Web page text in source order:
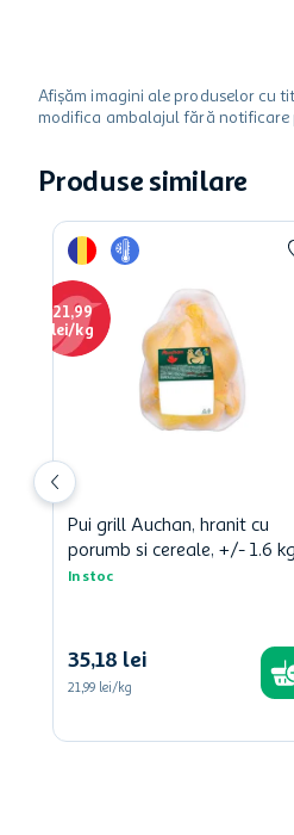
Afișăm imagini ale produselor cu
modifica ambalajul fără notificare
Produse similare
21,99
lei/kg
Pui grill Auchan, hranit cu
porumb si cereale, +/- 1.6 kg
In stoc
35,18 lei
21,99 lei/kg